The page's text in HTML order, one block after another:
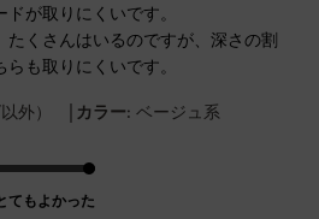
が取りにくいです。
たくさんはいるのですが、深さの割
も取りにくいです。
外） | カラー: ベージュ系
てもよかった